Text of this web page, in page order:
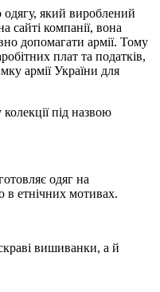
одягу, який вироблений
сайті компанії, вона
допомагати армії. Тому
плат та податків,
армії України для
під назвою
одяг на
в етнічних мотивах.
вишиванки, а й